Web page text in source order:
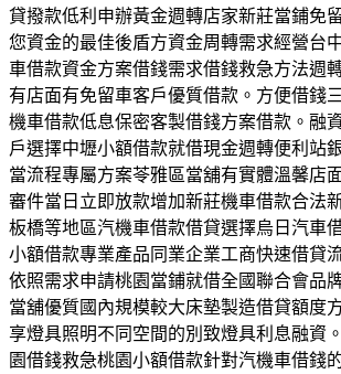
貸撥款低利申辦黃金週轉店家新莊當鋪免
您資金的最佳後盾方資金周轉需求經營台
車借款資金方案借錢需求借錢救急方法週
有店面有免留車客戶優質借款。方便借錢
機車借款低息保密客製借錢方案借款。融
戶選擇中壢小額借款就借現金週轉便利站
當流程專屬方案苓雅區當舖有實體溫馨店
審件當日立即放款增加新莊機車借款合法
板橋等地區汽機車借款借貸選擇烏日汽車
小額借款專業產品同業企業工商快速借貸
依照需求申請桃園當鋪就借全國聯合會品
當舖優質國內規模較大床墊製造借貸額度
享燈具照明不同空間的別致燈具利息融資
園借錢救急桃園小額借款針對汽機車借錢